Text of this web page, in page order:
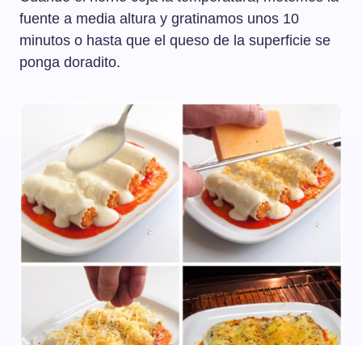
fuente a media altura y gratinamos unos 10
minutos o hasta que el queso de la superficie se
ponga doradito.